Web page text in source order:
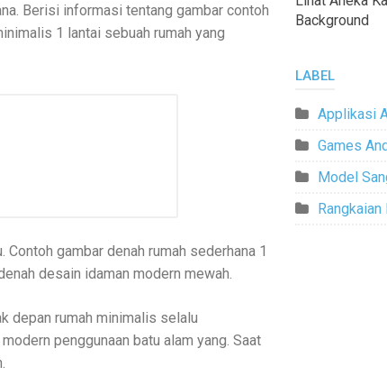
Berisi informasi tentang gambar contoh
1 lantai sebuah rumah yang
gambar denah rumah sederhana 1
desain idaman modern mewah.
depan rumah minimalis selalu
penggunaan batu alam yang. Saat
Background
LABEL
Applikasi
Games
Model
Rangkaian